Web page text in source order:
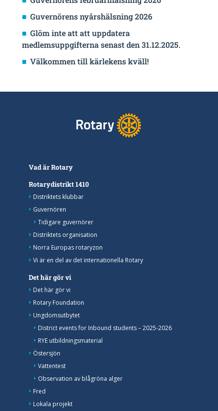
Guvernörens nyårshälsning 2026
Glöm inte att att uppdatera
medlemsuppgifterna senast den 31.12.2025.
Välkommen till kärlekens kväll!
Vad är Rotary
Rotarydistrikt 1410
Distriktets klubbar
Guvernören
Tidigare guvernörer
Distriktets organisation
Norra Europas rotaryzon
Vi är en del av det internationella Rotary
Det här gör vi
Det här gör vi
Rotary Foundation
Ungdomsutbytet
District events for Inbound students – 2025-2026
RYE utbildningsmaterial
Östersjön
Vattentest
Observation av blågröna alger
Fred
Lokala projekt